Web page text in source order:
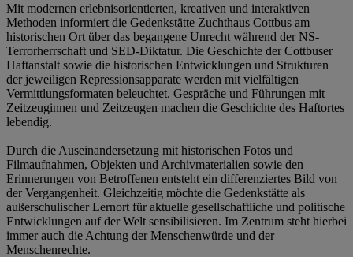
Mit modernen erlebnisorientierten, kreativen und interaktiven
Methoden informiert die Gedenkstätte Zuchthaus Cottbus am
historischen Ort über das begangene Unrecht während der NS-
Terrorherrschaft und SED-Diktatur. Die Geschichte der Cottbuser
Haftanstalt sowie die historischen Entwicklungen und Strukturen
der jeweiligen Repressionsapparate werden mit vielfältigen
Vermittlungsformaten beleuchtet. Gespräche und Führungen mit
Zeitzeuginnen und Zeitzeugen machen die Geschichte des Haftortes
lebendig.
Durch die Auseinandersetzung mit historischen Fotos und
Filmaufnahmen, Objekten und Archivmaterialien sowie den
Erinnerungen von Betroffenen entsteht ein differenziertes Bild von
der Vergangenheit. Gleichzeitig möchte die Gedenkstätte als
außerschulischer Lernort für aktuelle gesellschaftliche und politische
Entwicklungen auf der Welt sensibilisieren. Im Zentrum steht hierbei
immer auch die Achtung der Menschenwürde und der
Menschenrechte.